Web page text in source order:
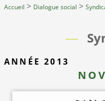
Accueil > Dialogue social >
ANNÉE 2013